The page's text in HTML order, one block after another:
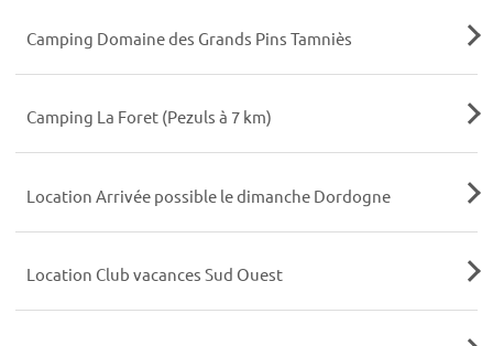
Camping Domaine des Grands Pins Tamniès
Camping La Foret (Pezuls à 7 km)
Location Arrivée possible le dimanche Dordogne
Location Club vacances Sud Ouest